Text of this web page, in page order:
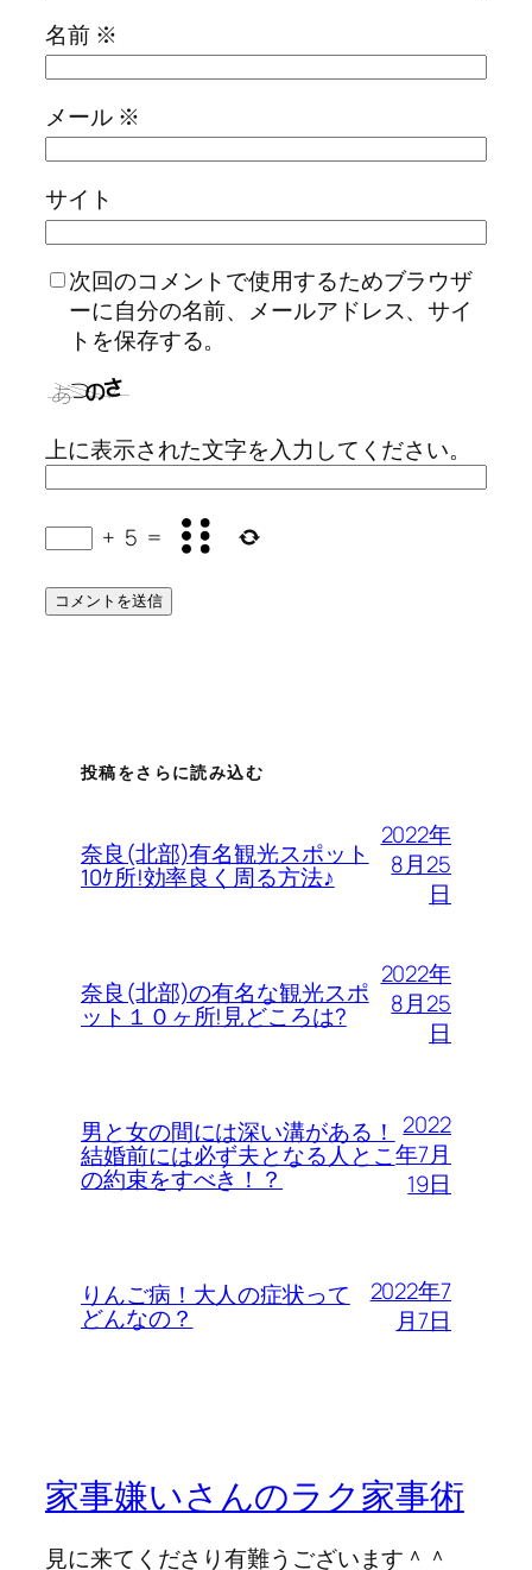
名前 ※
メール ※
サイト
次回のコメントで使用するためブラウザ
ーに自分の名前、メールアドレス、サイ
トを保存する。
上に表示された文字を入力してください。
+ 5 =
投稿をさらに読み込む
奈良(北部)有名観光スポット
10ｹ所!効率良く周る方法♪
2022年
8月25
日
奈良(北部)の有名な観光スポ
ット１０ヶ所!見どころは?
2022年
8月25
日
男と女の間には深い溝がある！
結婚前には必ず夫となる人とこ
の約束をすべき！？
2022
年7月
19日
りんご病！大人の症状って
どんなの？
2022年7
月7日
家事嫌いさんのラク家事術
見に来てくださり有難うございます＾＾